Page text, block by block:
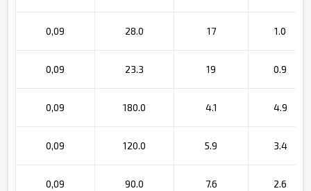
0,09 28.0 17 1.0
0,09 23.3 19 0.9
0,09 180.0 4.1 4.9
0,09 120.0 5.9 3.4
0,09 90.0 7.6 2.6